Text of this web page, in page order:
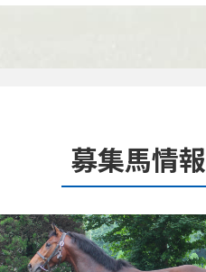
募集馬情報